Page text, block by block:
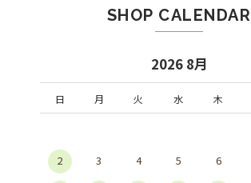
SHOP CALENDAR
2026 8月
日 月 火 水 木
2 3 4 5 6